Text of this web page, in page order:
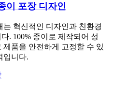
이 포장 디자인
는 혁신적인 디자인과 친환경
. 100% 종이로 제작되어 성
제품을 안전하게 고정할 수 있
입니다.